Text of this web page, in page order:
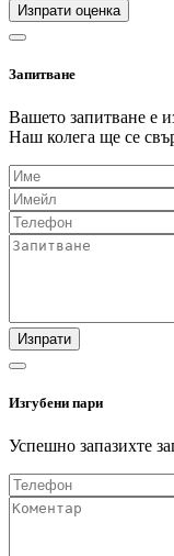
Изпрати оценка
Запитване
Вашето запитване е
Наш колега ще се
Изпрати
Изгубени пари
Успешно запазихте